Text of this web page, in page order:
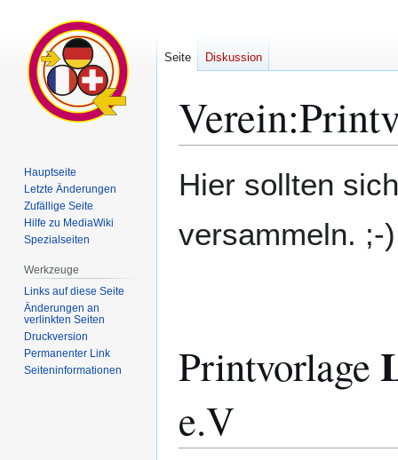
Navigation
Suche
Hier sollten
versammeln. ;-)
Printvorlage
e.V
Seite Diskussion
Hauptseite
Letzte Änderungen
Zufällige Seite
Hilfe zu MediaWiki
Spezialseiten
Werkzeuge
Links auf diese Seite
Änderungen an
verlinkten Seiten
Druckversion
Permanenter Link
Seiten­­informationen